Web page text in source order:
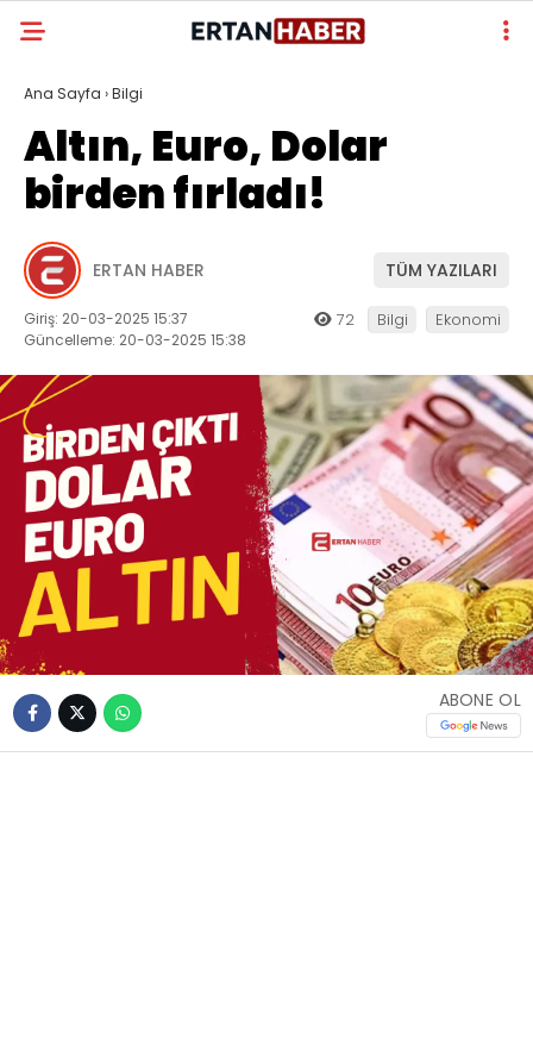
Ana Sayfa ›Bilgi
Altın, Euro, Dolar
birden fırladı!
ERTAN HABER TÜM YAZILARI
Giriş: 20-03-2025 15:37
Güncelleme: 20-03-2025 15:38
72 Bilgi Ekonomi
ABONE OL